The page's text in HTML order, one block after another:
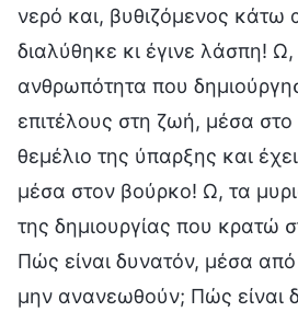
νερό και, βυθιζόμενος κάτω
διαλύθηκε κι έγινε λάσπη!
ανθρωπότητα που
επιτέλους στη ζωή, μέσα στο
θεμέλιο της ύπαρξης και
μέσα στον βούρκο! Ω, τα
της δημιουργίας που κρατώ
Πώς είναι δυνατόν, μέσα
μην ανανεωθούν; Πώς είναι